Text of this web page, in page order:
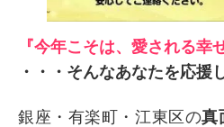
『今年こそは、愛される幸
・・・そんなあなたを応援
銀座・有楽町 ・江東区の真